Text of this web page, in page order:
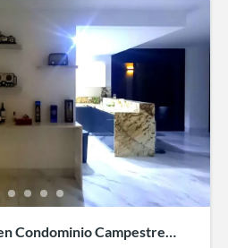
Condominio Campestre